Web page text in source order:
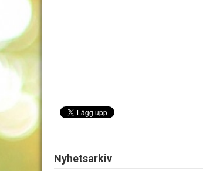
Nyhetsarkiv